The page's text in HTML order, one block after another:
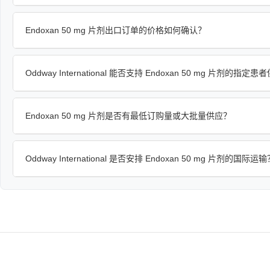
Endoxan 50 mg 片剂出口订单的价格如何确认？
Oddway International 能否支持 Endoxan 50 mg 片剂的指定患者
Endoxan 50 mg 片剂是否有最低订购量或大批量供应？
Oddway International 是否安排 Endoxan 50 mg 片剂的国际运输